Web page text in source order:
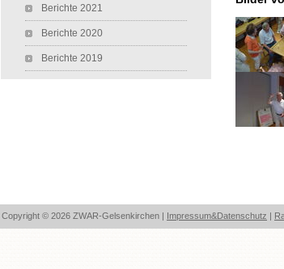
Berichte 2021
Berichte 2020
Berichte 2019
Copyright © 2026 ZWAR-Gelsenkirchen | Impressum&Datenschutz |